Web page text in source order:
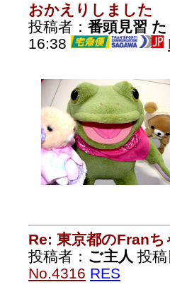
おかえりしました
投稿者： 番頭見習
16:38
Re: 東京都のFranち
投稿者： ご主人 投
No.4316 RES